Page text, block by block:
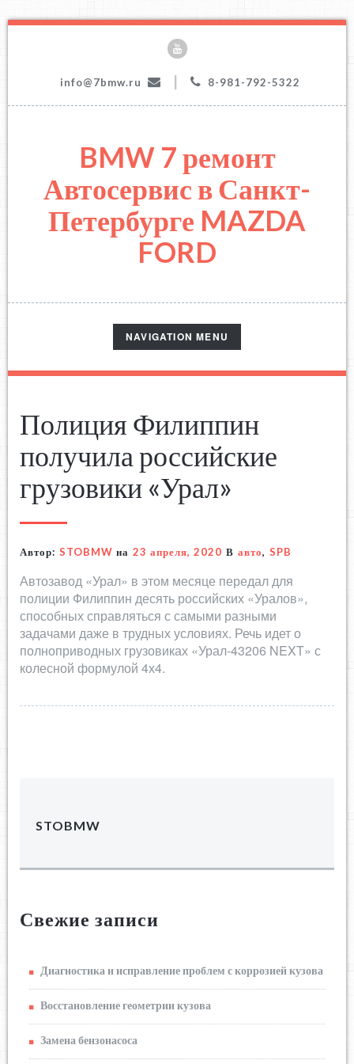
info@7bmw.ru 8-981-792-5322
BMW 7 ремонт
Автосервис в Санкт-
Петербурге MAZDA
FORD
TOGGLE
NAVIGATION
NAVIGATION MENU
Полиция Филиппин
получила российские
грузовики «Урал»
Автор: STOBMW на 23 апреля, 2020 В авто, SPB
Автозавод «Урал» в этом месяце передал для
полиции Филиппин десять российских «Уралов»,
способных справляться с самыми разными
задачами даже в трудных условиях. Речь идет о
полноприводных грузовиках «Урал-43206 NEXT» с
колесной формулой 4х4.
STOBMW
Свежие записи
Диагностика и исправление проблем с коррозией кузова
Восстановление геометрии кузова
Замена бензонасоса